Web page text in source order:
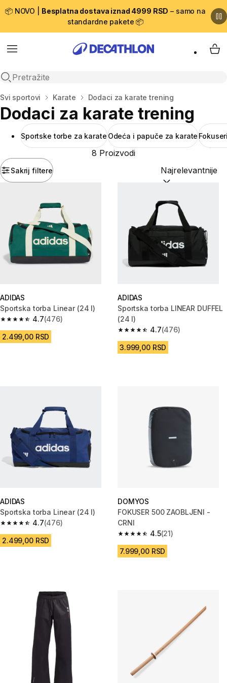
📦 NOVO | Besplatna dostava iznad 4999 RSD – samo na
standardne pakete 📦
Menu
Open search
My
Početna stranica
Svi sportovi Karate Dodaci za karate trening
Dodaci za karate trening
Sportske torbe za karate Odeća i papuče za karate
Sakrij filtere
8 Proizvodi
Sortiraj po:
ADIDAS
Sportska torba Linear (24 l)
4.7
4.7 od 5 zvezdica from 476 Recenzije
(476)
2.499,00 RSD
ADIDAS
Sportska torba LINEAR DUFFEL
(24 l)
4.7
4.7 od 5 zvezdica from 476
(476)
3.999,00 RSD
ADIDAS
Sportska torba Linear (24 l)
4.7
4.7 od 5 zvezdica from 476 Recenzije
(476)
2.499,00 RSD
DOMYOS
FOKUSER 500 ZAOBLJENI -
CRNI
4.5
4.5 od 5 zvezdica from 21
(21)
7.999,00 RSD